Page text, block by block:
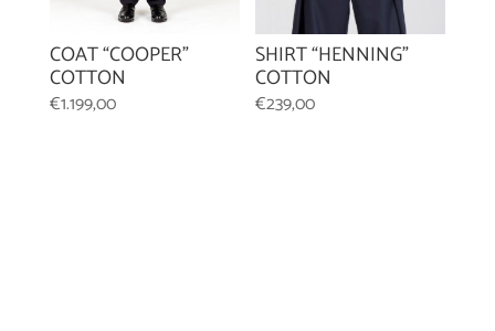
COAT “COOPER”
COTTON
€1.199,00
SHIRT “HENNING”
COTTON
€239,00